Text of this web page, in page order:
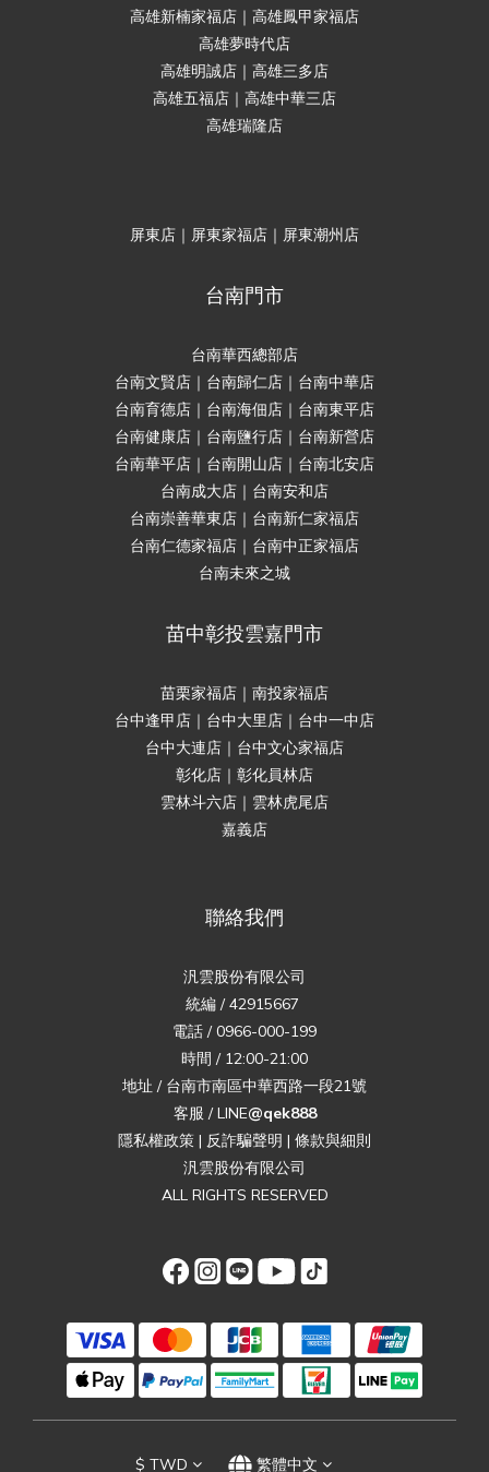
高雄新楠家福店｜高雄鳳甲家福店
高雄夢時代店
高雄明誠店｜高雄三多店
高雄五福店｜高雄中華三店
高雄瑞隆店
屏東店｜屏東家福店｜屏東潮州店
台南門市
台南華西總部店
台南文賢店｜台南歸仁店｜台南中華店
台南育德店｜台南海佃店｜台南東平店
台南健康店｜台南鹽行店｜台南新營店
台南華平店｜台南開山店｜台南北安店
台南成大店｜台南安和店
台南崇善華東店｜台南新仁家福店
台南仁德家福店｜台南中正家福店
台南未來之城
苗中彰投雲嘉門市
苗栗家福店｜南投家福店
台中逢甲店｜台中大里店｜台中一中店
台中大連店｜台中文心家福店
彰化店｜彰化員林店
雲林斗六店｜雲林虎尾店
嘉義店
聯絡我們
汎雲股份有限公司
統編 / 42915667
電話 / 0966-000-199
時間 / 12:00-21:00
地址 / 台南市南區中華西路一段21號
客服 / LINE@qek888
隱私權政策 | 反詐騙聲明 | 條款與細則
汎雲股份有限公司
ALL RIGHTS RESERVED
$ TWD 繁體中文